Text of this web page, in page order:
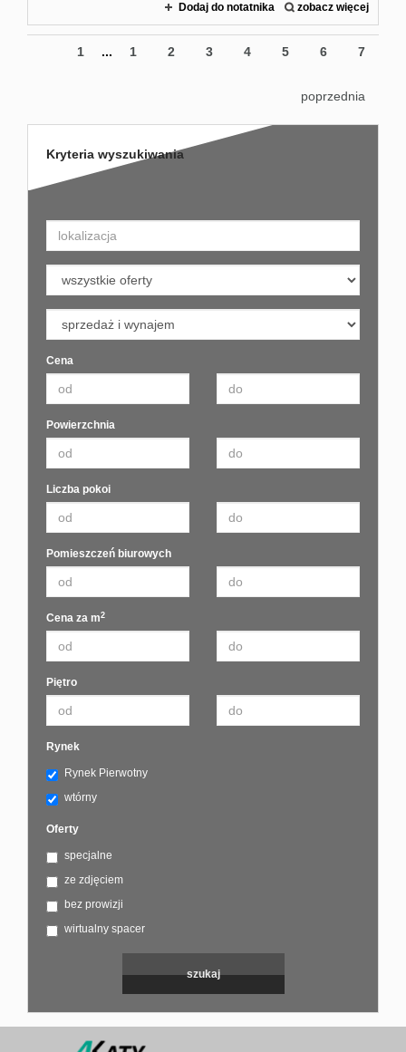
Dodaj do notatnika zobacz więcej
1 ... 1 2 3 4 5 6 7
poprzednia
Kryteria wyszukiwania
Cena
Powierzchnia
Liczba pokoi
Pomieszczeń biurowych
Cena za m2
Piętro
Rynek
Rynek Pierwotny
wtórny
Oferty
specjalne
ze zdjęciem
bez prowizji
wirtualny spacer